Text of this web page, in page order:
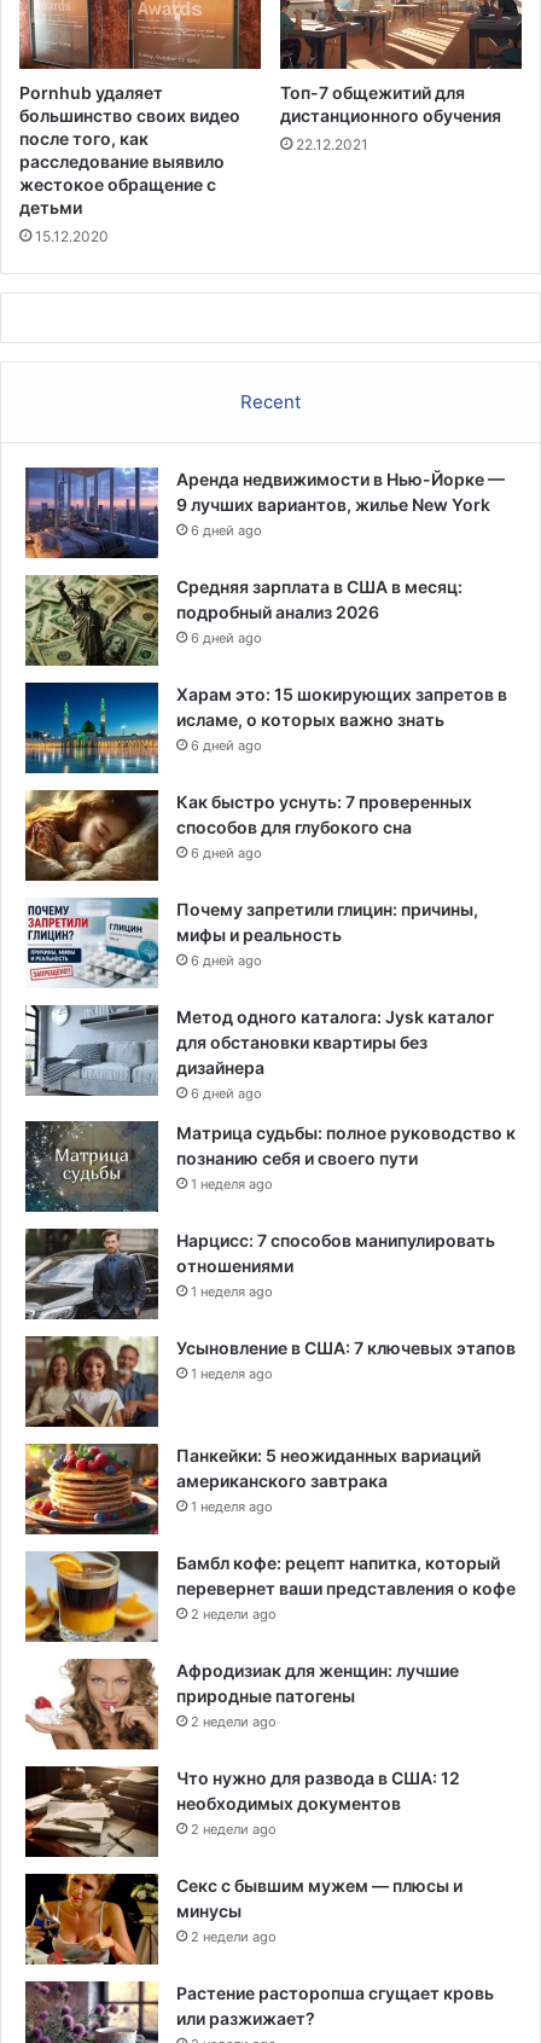
т
е
р
р
о
р
и
з
м
а
п
о
л
о
в
о
й
с
т
р
е
ь
б
в
Б
у
ф
ф
л
и
т
а
е
м
Pornhub удаляет
большинство своих видео
после того, как
расследование выявило
жестокое обращение с
детьми
15.12.2020
Топ-7 общежитий для
дистанционного обучения
22.12.2021
Recent
Аренда недвижимости в Нью-Йорке —
9 лучших вариантов, жилье New York
6 дней ago
Средняя зарплата в США в месяц:
подробный анализ 2026
6 дней ago
Харам это: 15 шокирующих запретов в
исламе, о которых важно знать
6 дней ago
Как быстро уснуть: 7 проверенных
способов для глубокого сна
6 дней ago
Почему запретили глицин: причины,
мифы и реальность
6 дней ago
Метод одного каталога: Jysk каталог
для обстановки квартиры без
дизайнера
6 дней ago
Матрица судьбы: полное руководство к
познанию себя и своего пути
1 неделя ago
Нарцисс: 7 способов манипулировать
отношениями
1 неделя ago
Усыновление в США: 7 ключевых этапов
1 неделя ago
Панкейки: 5 неожиданных вариаций
американского завтрака
1 неделя ago
Бамбл кофе: рецепт напитка, который
перевернет ваши представления о кофе
2 недели ago
Афродизиак для женщин: лучшие
природные патогены
2 недели ago
Что нужно для развода в США: 12
необходимых документов
2 недели ago
Секс с бывшим мужем — плюсы и
минусы
2 недели ago
Растение расторопша сгущает кровь
или разжижает?